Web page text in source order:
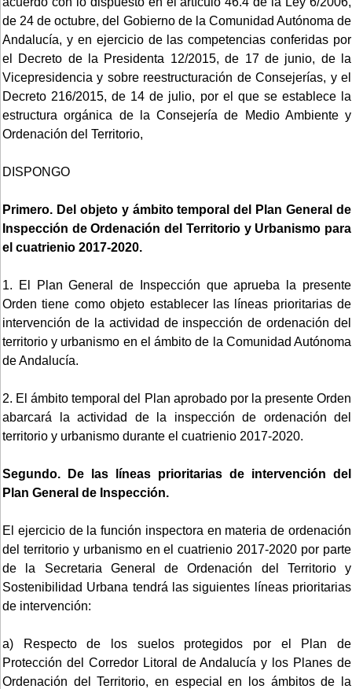
de 24 de octubre, del Gobierno de la Comunidad Autónoma de
Andalucía, y en ejercicio de las competencias conferidas por
el Decreto de la Presidenta 12/2015, de 17 de junio, de la
Vicepresidencia y sobre reestructuración de Consejerías, y el
Decreto 216/2015, de 14 de julio, por el que se establece la
estructura orgánica de la Consejería de Medio Ambiente y
Ordenación del Territorio,
DISPONGO
Primero. Del objeto y ámbito temporal del Plan General de
Inspección de Ordenación del Territorio y Urbanismo para
el cuatrienio 2017-2020.
1. El Plan General de Inspección que aprueba la presente
Orden tiene como objeto establecer las líneas prioritarias de
intervención de la actividad de inspección de ordenación del
territorio y urbanismo en el ámbito de la Comunidad Autónoma
de Andalucía.
2. El ámbito temporal del Plan aprobado por la presente Orden
abarcará la actividad de la inspección de ordenación del
territorio y urbanismo durante el cuatrienio 2017-2020.
Segundo. De las líneas prioritarias de intervención del
Plan General de Inspección.
El ejercicio de la función inspectora en materia de ordenación
del territorio y urbanismo en el cuatrienio 2017-2020 por parte
de la Secretaria General de Ordenación del Territorio y
Sostenibilidad Urbana tendrá las siguientes líneas prioritarias
de intervención:
a) Respecto de los suelos protegidos por el Plan de
Protección del Corredor Litoral de Andalucía y los Planes de
Ordenación del Territorio, en especial en los ámbitos de la